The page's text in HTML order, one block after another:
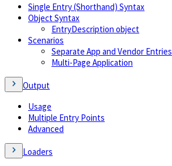
Single Entry (Shorthand) Syntax
Object Syntax
EntryDescription object
Scenarios
Separate App and Vendor Entries
Multi-Page Application
Output
Usage
Multiple Entry Points
Advanced
Loaders